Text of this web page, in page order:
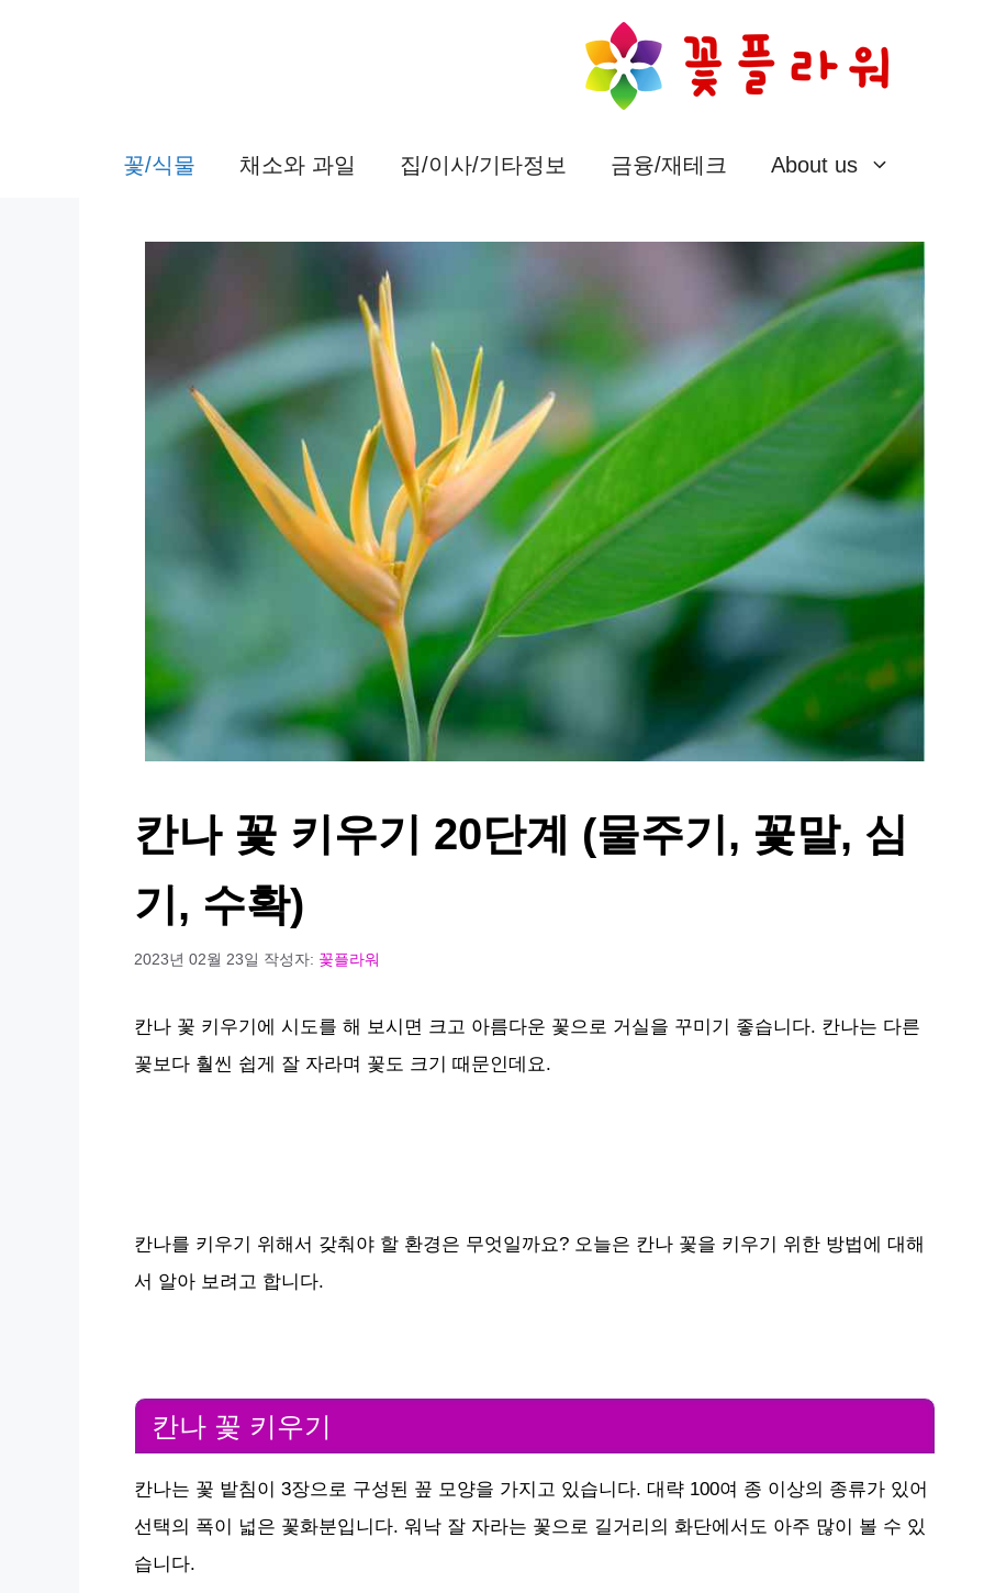
꽃/식물 채소와 과일 집/이사/기타정보 금융/재테크 About us
칸나 꽃 키우기 20단계 (물주기, 꽃말, 심
기, 수확)
2023년 02월 23일 작성자: 꽃플라워
칸나 꽃 키우기에 시도를 해 보시면 크고 아름다운 꽃으로 거실을 꾸미기 좋습니다. 칸나는 다른
꽃보다 훨씬 쉽게 잘 자라며 꽃도 크기 때문인데요.
칸나를 키우기 위해서 갖춰야 할 환경은 무엇일까요? 오늘은 칸나 꽃을 키우기 위한 방법에 대해
서 알아 보려고 합니다.
칸나 꽃 키우기
칸나는 꽃 밭침이 3장으로 구성된 꽆 모양을 가지고 있습니다. 대략 100여 종 이상의 종류가 있어
선택의 폭이 넓은 꽃화분입니다. 워낙 잘 자라는 꽃으로 길거리의 화단에서도 아주 많이 볼 수 있
습니다.